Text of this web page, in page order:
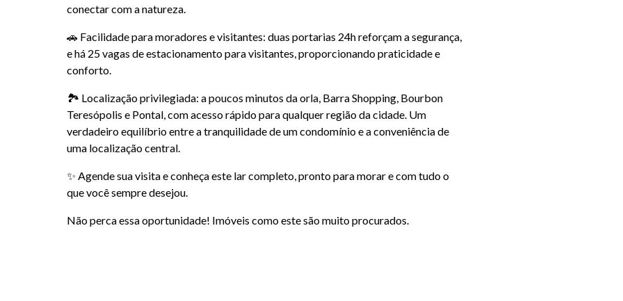
conectar com a natureza.
🚗 Facilidade para moradores e visitantes: duas portarias 24h reforçam a segurança,
e há 25 vagas de estacionamento para visitantes, proporcionando praticidade e
conforto.
🏞️ Localização privilegiada: a poucos minutos da orla, Barra Shopping, Bourbon
Teresópolis e Pontal, com acesso rápido para qualquer região da cidade. Um
verdadeiro equilíbrio entre a tranquilidade de um condomínio e a conveniência de
uma localização central.
✨ Agende sua visita e conheça este lar completo, pronto para morar e com tudo o
que você sempre desejou.
Não perca essa oportunidade! Imóveis como este são muito procurados.